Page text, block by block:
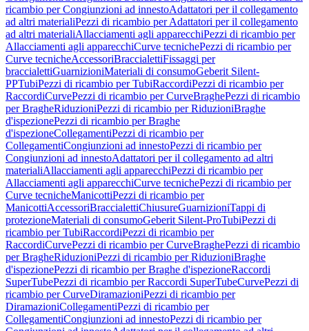
ricambio per Congiunzioni ad innestoAdattatori per il collegamento
ad altri materialiPezzi di ricambio per Adattatori per il collegamento
ad altri materialiAllacciamenti agli apparecchiPezzi di ricambio per
Allacciamenti agli apparecchiCurve tecnichePezzi di ricambio per
Curve tecnicheAccessoriBraccialettiFissaggi per
braccialettiGuarnizioniMateriali di consumoGeberit Silent-
PPTubiPezzi di ricambio per TubiRaccordiPezzi di ricambio per
RaccordiCurvePezzi di ricambio per CurveBraghePezzi di ricambio
per BragheRiduzioniPezzi di ricambio per RiduzioniBraghe
d'ispezionePezzi di ricambio per Braghe
d'ispezioneCollegamentiPezzi di ricambio per
CollegamentiCongiunzioni ad innestoPezzi di ricambio per
Congiunzioni ad innestoAdattatori per il collegamento ad altri
materialiAllacciamenti agli apparecchiPezzi di ricambio per
Allacciamenti agli apparecchiCurve tecnichePezzi di ricambio per
Curve tecnicheManicottiPezzi di ricambio per
ManicottiAccessoriBraccialettiChiusureGuarnizioniTappi di
protezioneMateriali di consumoGeberit Silent-ProTubiPezzi di
ricambio per TubiRaccordiPezzi di ricambio per
RaccordiCurvePezzi di ricambio per CurveBraghePezzi di ricambio
per BragheRiduzioniPezzi di ricambio per RiduzioniBraghe
d'ispezionePezzi di ricambio per Braghe d'ispezioneRaccordi
SuperTubePezzi di ricambio per Raccordi SuperTubeCurvePezzi di
ricambio per CurveDiramazioniPezzi di ricambio per
DiramazioniCollegamentiPezzi di ricambio per
CollegamentiCongiunzioni ad innestoPezzi di ricambio per